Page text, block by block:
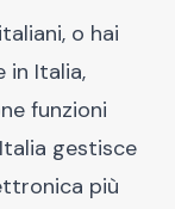
o hai
in Italia,
funzioni
gestisce
più